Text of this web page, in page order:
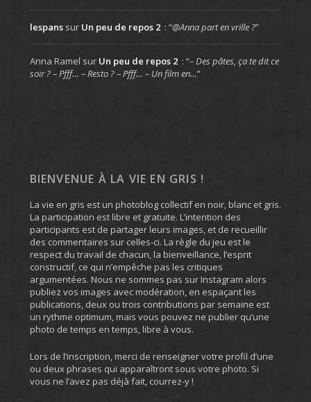
lespanssur Un peu de repos 2 : “@Anna part en vrille ?”
Anna Ramel sur Un peu de repos 2 : “– Des pâtes, ça te dit ce
soir ? – Pfff… – Resto ? – Pfff… – Un film en…”
BIENVENUE À LA VIE EN GRIS !
La vie en gris est un photoblog collectif en noir, blanc et gris.
La participation est libre et gratuite. L’intention des
participants est de partager leurs images, et de recueillir
des commentaires sur celles-ci. La règle du jeu est le
respect du travail de chacun, la bienveillance, l’esprit
constructif, ce qui n’empêche pas les critiques
argumentées. Nous ne sommes pas sur Instagram alors
publiez vos images avec modération, en espaçant les
publications, deux ou trois contributions par semaine est
un rythme optimum, mais vous pouvez ne publier qu’une
photo de temps en temps, libre à vous.
Lors de l’inscription, merci de renseigner votre profil d’une
ou deux phrases qui apparaîtront sous votre photo. Si
vous ne l’avez pas déjà fait, courrez-y !